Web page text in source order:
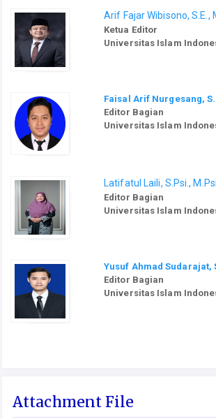
Arif Fajar Wibisono, S.E.,
Ketua Editor
Universitas Islam
Faisal Arif Nurgesang,
Editor Bagian
Universitas Islam
Latifatul Laili, S.Psi.,
Editor Bagian
Universitas Islam
Yusuf Ahmad Sudarajat,
Editor Bagian
Universitas Islam
Attachment File